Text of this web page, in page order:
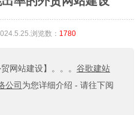
浏览数： 1780
网站建设】 。。。 谷歌建站
公司 为您详细介绍 - 请往下阅